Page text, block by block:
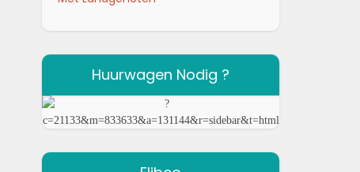
Huurwagen Nodig ?